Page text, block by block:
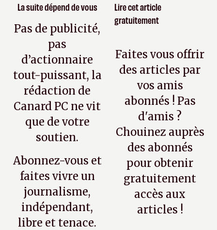
La suite dépend de vous
Pas de publicité,
pas
d’actionnaire
tout-puissant, la
rédaction de
Canard PC ne vit
que de votre
soutien.
Abonnez-vous et
faites vivre un
journalisme,
indépendant,
libre et tenace.
Lire cet article
gratuitement
Faites vous offrir
des articles par
vos amis
abonnés ! Pas
d'amis ?
Chouinez auprès
des abonnés
pour obtenir
gratuitement
accès aux
articles !